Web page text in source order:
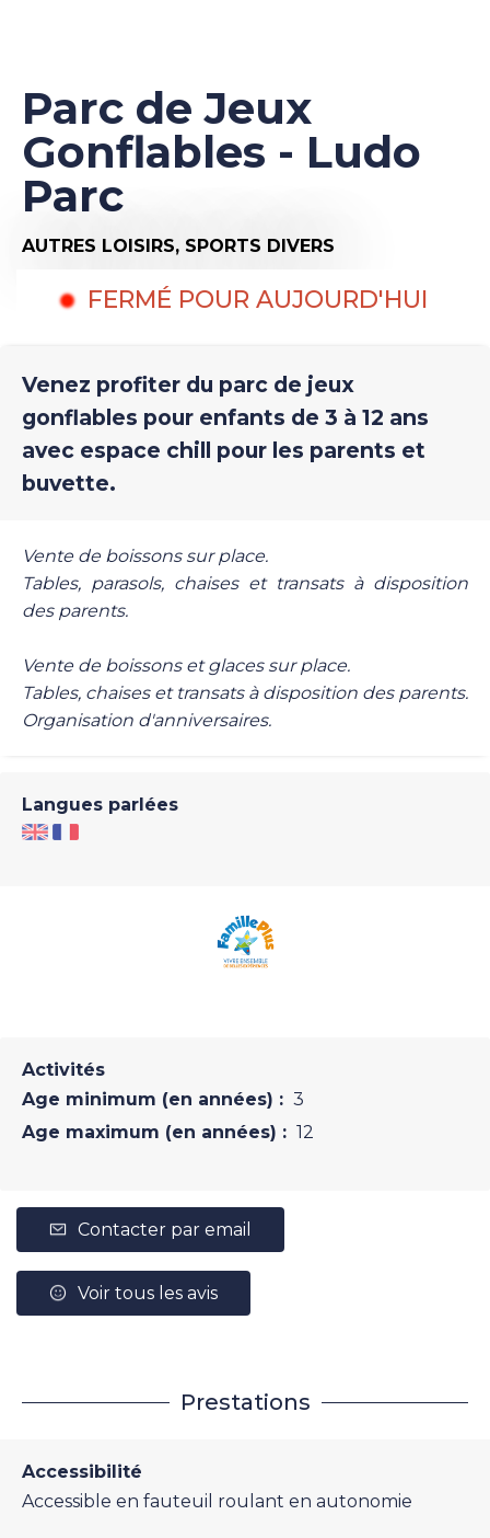
Parc de Jeux
Gonflables - Ludo
Parc
AUTRES LOISIRS, SPORTS DIVERS
FERMÉ POUR AUJOURD'HUI
Venez profiter du parc de jeux
gonflables pour enfants de 3 à 12 ans
avec espace chill pour les parents et
buvette.
Vente de boissons sur place.
Tables, parasols, chaises et transats à disposition
des parents.
Vente de boissons et glaces sur place.
Tables, chaises et transats à disposition des parents.
Organisation d'anniversaires.
Langues parlées
Activités
Age minimum (en années) : 3
Age maximum (en années) : 12
Contacter par email
Voir tous les avis
Prestations
Accessibilité
Accessible en fauteuil roulant en autonomie